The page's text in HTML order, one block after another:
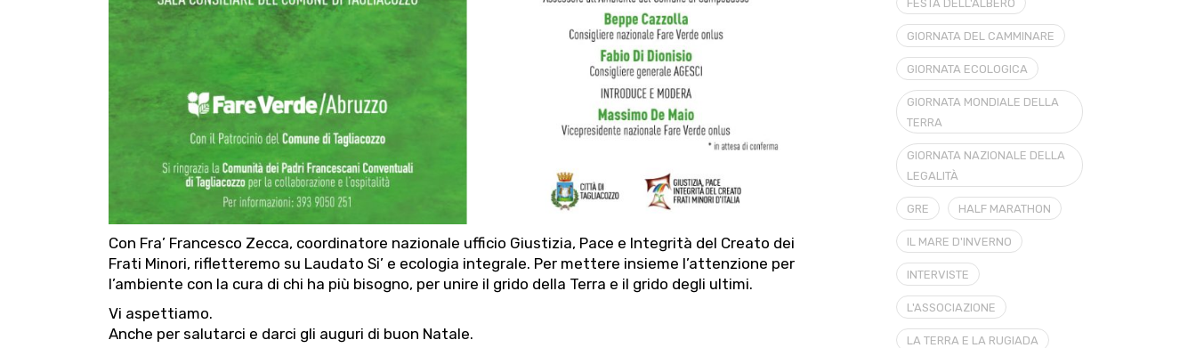
Con Fra’ Francesco Zecca, coordinatore nazionale ufficio Giustizia, Pace e Integrità del Creato dei
Frati Minori, rifletteremo su Laudato Si’ e ecologia integrale. Per mettere insieme l’attenzione per
l’ambiente con la cura di chi ha più bisogno, per unire il grido della Terra e il grido degli ultimi.
Vi aspettiamo.
Anche per salutarci e darci gli auguri di buon Natale.
FESTA DELL'ALBERO
GIORNATA DEL CAMMINARE
GIORNATA ECOLOGICA
GIORNATA MONDIALE DELLA
TERRA
GIORNATA NAZIONALE DELLA
LEGALITÀ
GRE HALF MARATHON
IL MARE D'INVERNO
INTERVISTE
L'ASSOCIAZIONE
LA TERRA E LA RUGIADA